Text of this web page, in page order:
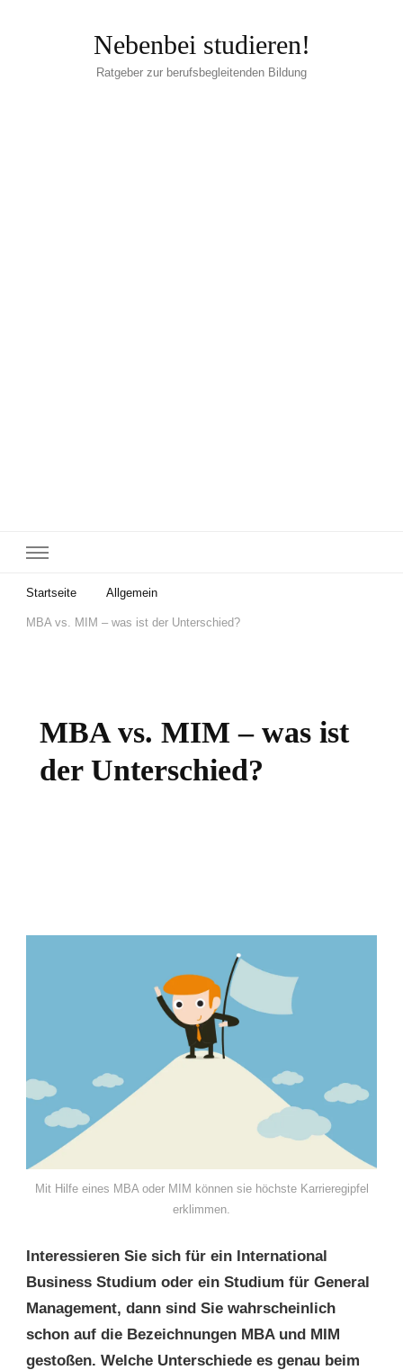
Nebenbei studieren!
Ratgeber zur berufsbegleitenden Bildung
Startseite Allgemein
MBA vs. MIM – was ist der Unterschied?
MBA vs. MIM – was ist
der Unterschied?
Mit Hilfe eines MBA oder MIM können sie höchste Karrieregipfel
erklimmen.
Interessieren Sie sich für ein International
Business Studium oder ein Studium für General
Management, dann sind Sie wahrscheinlich
schon auf die Bezeichnungen MBA und MIM
gestoßen. Welche Unterschiede es genau beim